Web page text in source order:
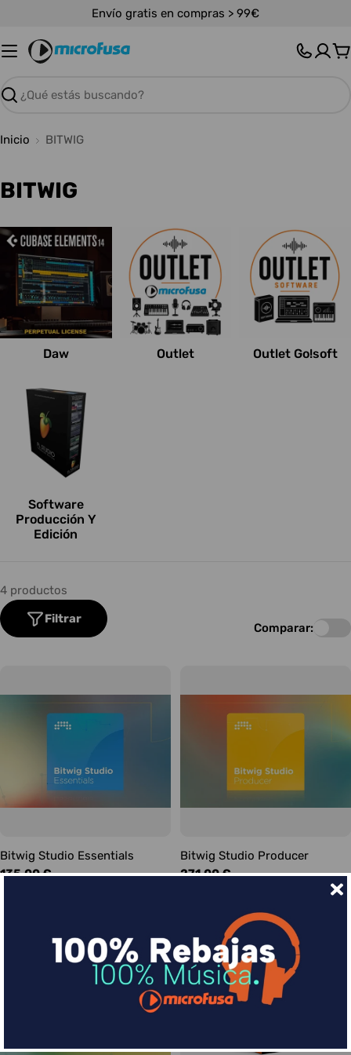
contenido
Envío gratis en compras > 99€
Buscar
Inicio BITWIG
C
l
c
c
i
BITWIG
Daw Outlet Outlet Go!soft
Software
Producción Y
Edición
4 productos
Filtrar
Comparar:
Bitwig Studio Essentials
Precio
135,00 €
Bitwig Studio Producer
Precio
271,00 €